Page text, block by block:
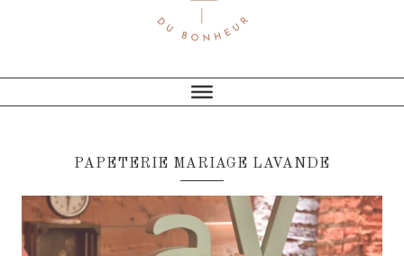
PAPETERIE MARIAGE LAVANDE